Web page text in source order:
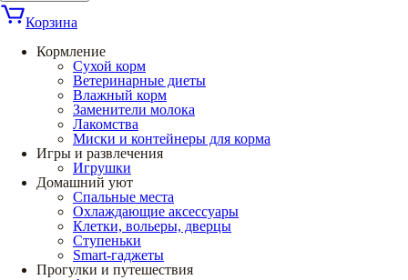
Корзина
Кормление
Сухой корм
Ветеринарные диеты
Влажный корм
Заменители молока
Лакомства
Миски и контейнеры для корма
Игры и развлечения
Игрушки
Домашний уют
Спальные места
Охлаждающие аксессуары
Клетки, вольеры, дверцы
Ступеньки
Smart-гаджеты
Прогулки и путешествия